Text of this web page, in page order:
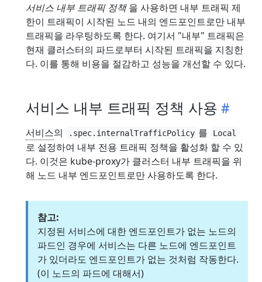
서비스 내부 트래픽 정책을 사용하면 내부 트래픽 제
한이 트래픽이 시작된 노드 내의 엔드포인트로만 내부
트래픽을 라우팅하도록 한다. 여기서 "내부" 트래픽은
현재 클러스터의 파드로부터 시작된 트래픽을 지칭한
다. 이를 통해 비용을 절감하고 성능을 개선할 수 있다.
서비스 내부 트래픽 정책 사용
서비스의 .spec.internalTrafficPolicy 를 Local
로 설정하여 내부 전용 트래픽 정책을 활성화 할 수 있
다. 이것은 kube-proxy가 클러스터 내부 트래픽을 위
해 노드 내부 엔드포인트로만 사용하도록 한다.
참고:
지정된 서비스에 대한 엔드포인트가 없는 노드의
파드인 경우에 서비스는 다른 노드에 엔드포인트
가 있더라도 엔드포인트가 없는 것처럼 작동한다.
(이 노드의 파드에 대해서)